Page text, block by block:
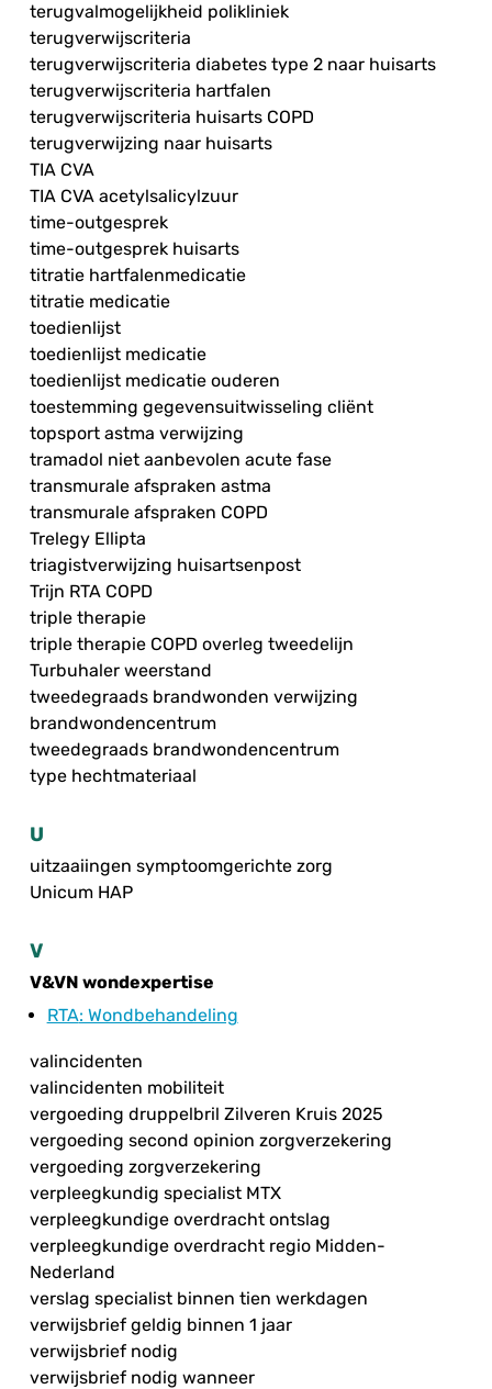
terugvalmogelijkheid polikliniek
terugverwijscriteria
terugverwijscriteria diabetes type 2 naar huisarts
terugverwijscriteria hartfalen
terugverwijscriteria huisarts COPD
terugverwijzing naar huisarts
TIA CVA
TIA CVA acetylsalicylzuur
time-outgesprek
time-outgesprek huisarts
titratie hartfalenmedicatie
titratie medicatie
toedienlijst
toedienlijst medicatie
toedienlijst medicatie ouderen
toestemming gegevensuitwisseling cliënt
topsport astma verwijzing
tramadol niet aanbevolen acute fase
transmurale afspraken astma
transmurale afspraken COPD
Trelegy Ellipta
triagistverwijzing huisartsenpost
Trijn RTA COPD
triple therapie
triple therapie COPD overleg tweedelijn
Turbuhaler weerstand
tweedegraads brandwonden verwijzing
brandwondencentrum
tweedegraads brandwondencentrum
type hechtmateriaal
U
uitzaaiingen symptoomgerichte zorg
Unicum HAP
V
V&VN wondexpertise
RTA: Wondbehandeling
valincidenten
valincidenten mobiliteit
vergoeding druppelbril Zilveren Kruis 2025
vergoeding second opinion zorgverzekering
vergoeding zorgverzekering
verpleegkundig specialist MTX
verpleegkundige overdracht ontslag
verpleegkundige overdracht regio Midden-
Nederland
verslag specialist binnen tien werkdagen
verwijsbrief geldig binnen 1 jaar
verwijsbrief nodig
verwijsbrief nodig wanneer